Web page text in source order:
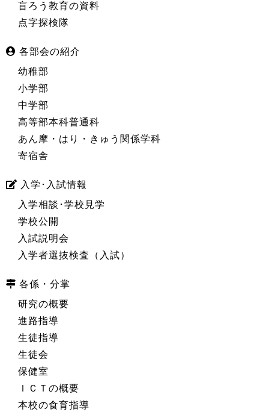
盲ろう教育の資料
点字探検隊
各部会の紹介
幼稚部
小学部
中学部
高等部本科普通科
あん摩・はり・きゅう関係学科
寄宿舎
入学･入試情報
入学相談･学校見学
学校公開
入試説明会
入学者選抜検査（入試）
各係・分掌
研究の概要
進路指導
生徒指導
生徒会
保健室
ＩＣＴの概要
本校の食育指導